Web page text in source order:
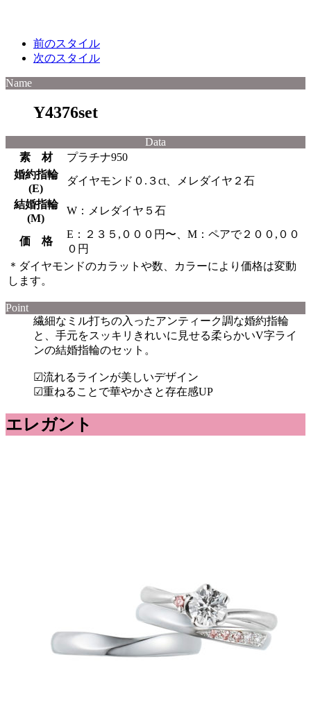
前のスタイル
次のスタイル
Name
Y4376set
Data
素 材
プラチナ950
婚約指輪
(E)
ダイヤモンド０.３ct、メレダイヤ２石
結婚指輪
(M)
W：メレダイヤ５石
価 格
E：２３５,０００円〜、M：ペアで２００,００
０円
＊ダイヤモンドのカラットや数、カラーにより価格は変動
します。
Point
繊細なミル打ちの入ったアンティーク調な婚約指輪
と、手元をスッキリきれいに見せる柔らかいV字ライ
ンの結婚指輪のセット。
☑︎流れるラインが美しいデザイン
☑︎重ねることで華やかさと存在感UP
エレガント